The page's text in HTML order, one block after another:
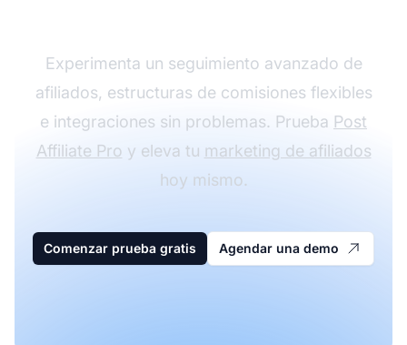
Experimenta un seguimiento avanzado de
afiliados, estructuras de comisiones flexibles
e integraciones sin problemas. Prueba Post
Affiliate Pro y eleva tu marketing de afiliados
hoy mismo.
Comenzar prueba gratis Agendar una demo